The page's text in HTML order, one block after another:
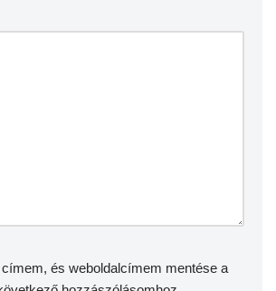
és weboldalcímem mentése a